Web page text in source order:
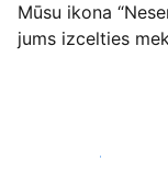
Mūsu ikona
jums izcelties
Sākt jau šodien